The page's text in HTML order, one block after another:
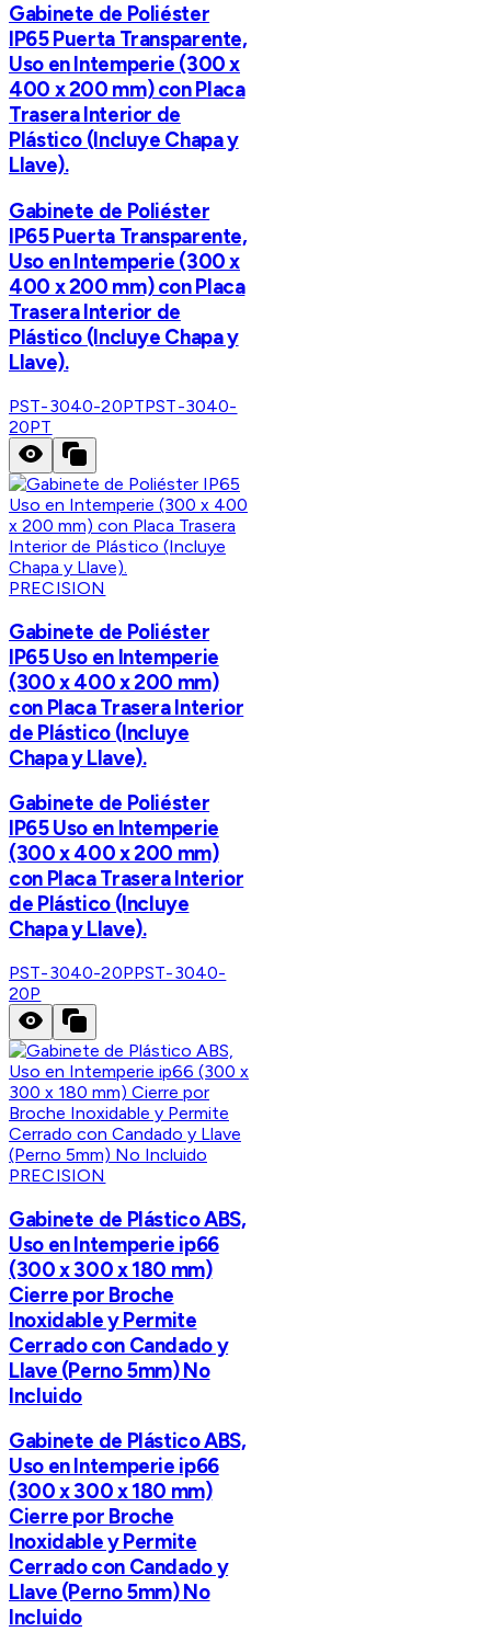
Gabinete de Poliéster
IP65 Puerta Transparente,
Uso en Intemperie (300 x
400 x 200 mm) con Placa
Trasera Interior de
Plástico (Incluye Chapa y
Llave).
Gabinete de Poliéster
IP65 Puerta Transparente,
Uso en Intemperie (300 x
400 x 200 mm) con Placa
Trasera Interior de
Plástico (Incluye Chapa y
Llave).
PST-3040-20PTPST-3040-
20PT
PRECISION
Gabinete de Poliéster
IP65 Uso en Intemperie
(300 x 400 x 200 mm)
con Placa Trasera Interior
de Plástico (Incluye
Chapa y Llave).
Gabinete de Poliéster
IP65 Uso en Intemperie
(300 x 400 x 200 mm)
con Placa Trasera Interior
de Plástico (Incluye
Chapa y Llave).
PST-3040-20PPST-3040-
20P
PRECISION
Gabinete de Plástico ABS,
Uso en Intemperie ip66
(300 x 300 x 180 mm)
Cierre por Broche
Inoxidable y Permite
Cerrado con Candado y
Llave (Perno 5mm) No
Incluido
Gabinete de Plástico ABS,
Uso en Intemperie ip66
(300 x 300 x 180 mm)
Cierre por Broche
Inoxidable y Permite
Cerrado con Candado y
Llave (Perno 5mm) No
Incluido